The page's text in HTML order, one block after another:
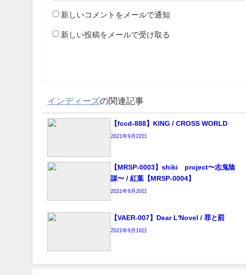
新しいコメントをメールで通知
新しい投稿をメールで受け取る
インディーズの関連記事
【fccd-888】KING / CROSS WORLD
2021年9月22日
【MRSP-0003】shiki∞project〜志鬼陰
謀〜 / 紅葉【MRSP-0004】
2021年9月20日
【VAER-007】Dear L'Novel / 罪と罰
2021年9月16日